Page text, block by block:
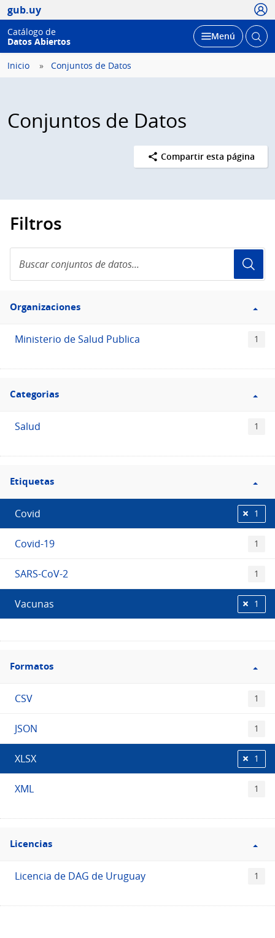
gub.uy
Catálogo de
Datos Abiertos
Desplegar
Menú Abrir
Inicio Conjuntos de Datos
Conjuntos de Datos
Compartir esta página
Filtros
conjuntos
de
Filtro
Organizaciones
Organizaciones
Ministerio de Salud Publica 1
Filtro
Categorias
Categorias
Salud 1
Filtro
Etiquetas
Etiquetas
Covid 1
Covid-19 1
SARS-CoV-2 1
Vacunas 1
Filtro
Formatos
Formatos
CSV 1
JSON 1
XLSX 1
XML 1
Filtro
Licencias
Licencias
Licencia de DAG de Uruguay 1